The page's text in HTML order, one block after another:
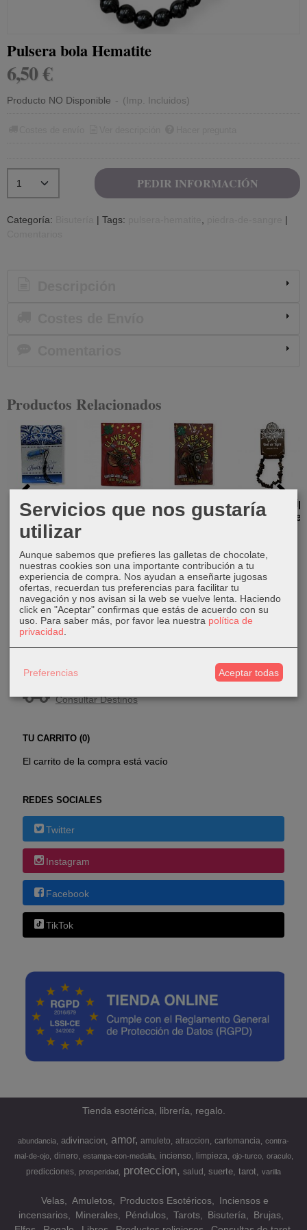
Consultar Destinos
TU CARRITO (0)
El carrito de la compra está vacío
REDES SOCIALES
Twitter
Instagram
Facebook
TikTok
Pulsera bola Hematite
6,50 €
Producto NO Disponible - (Imp. Incluidos)
PEDIR INFORMACIÓN
Categoría: | Tags:
|
Productos Relacionados
Punta
biterminada
Howlita Azul
6,50 €
Llavero
llaves con
4,50 €
Llavero
herradura de
4,50 €
Pulsera chip
ojo de tigre
Tienda esotérica, librería, regalo.
abundancia adivinacion amor amuleto atraccion cartomancia
contra-
mal-de-ojo
dinero estampa-con-medalla incienso limpieza ojo-turco oraculo
predicciones prosperidad proteccion salud suerte tarot varilla
Velas Amuletos Productos Esotéricos
Inciensos e
incensarios
Minerales Péndulos Tarots Bisutería
Brujas
Servicios que nos gustaría
utilizar
Aunque sabemos que prefieres las galletas de chocolate,
nuestras cookies son una importante contribución a tu
experiencia de compra. Nos ayudan a enseñarte jugosas
ofertas, recuerdan tus preferencias para facilitar tu
navegación y nos avisan si la web se vuelve lenta. Haciendo
click en "Aceptar" confirmas que estás de acuerdo con su
uso. Para saber más, por favor lea nuestra política de
privacidad
Preferencias Aceptar todas